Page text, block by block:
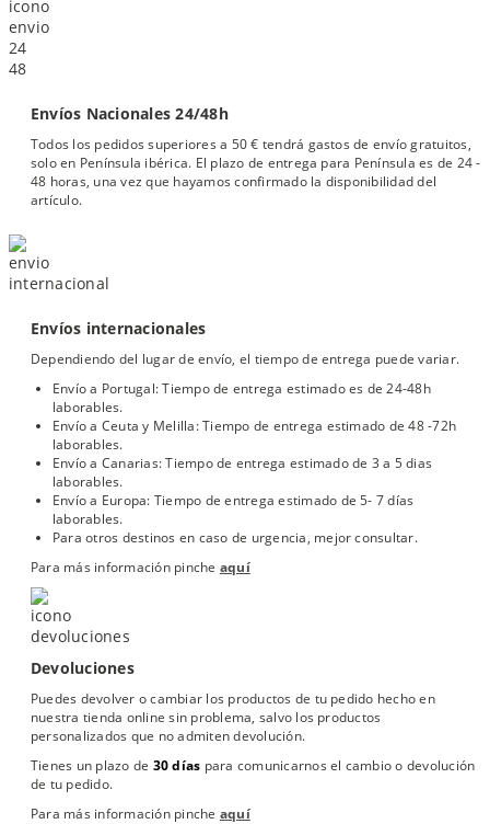
Envíos Nacionales 24/48h
Todos los pedidos superiores a 50 € tendrá gastos de envío gratuitos,
solo en Península ibérica. El plazo de entrega para Península es de 24 -
48 horas, una vez que hayamos confirmado la disponibilidad del
artículo.
Envíos internacionales
Dependiendo del lugar de envío, el tiempo de entrega puede variar.
Envío a Portugal: Tiempo de entrega estimado es de 24-48h
laborables.
Envío a Ceuta y Melilla: Tiempo de entrega estimado de 48 -72h
laborables.
Envío a Canarias: Tiempo de entrega estimado de 3 a 5 dias
laborables.
Envío a Europa: Tiempo de entrega estimado de 5- 7 días
laborables.
Para otros destinos en caso de urgencia, mejor consultar.
Para más información pinche aquí
Devoluciones
Puedes devolver o cambiar los productos de tu pedido hecho en
nuestra tienda online sin problema, salvo los productos
personalizados que no admiten devolución.
Tienes un plazo de 30 días para comunicarnos el cambio o devolución
de tu pedido.
Para más información pinche aquí